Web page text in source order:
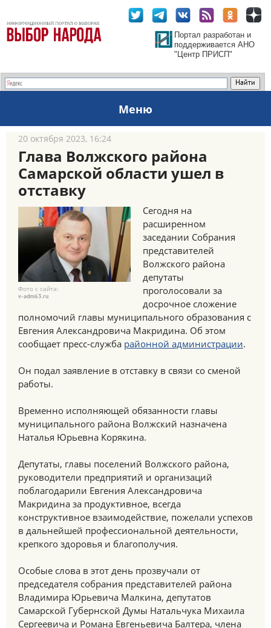
Портал разработан и
поддерживается АНО
"Центр ПРИСП"
Меню
20 октября 2023, 16:24
Глава Волжского района
Самарской области ушел в
отставку
Фото с сайта:
v-adm63.ru
Сегодня на
расширенном
заседании Собрания
представителей
Волжского района
депутаты
проголосовали за
досрочное сложение
полномочий главы муниципального образования с
Евгения Александровича Макридина. Об этом
сообщает пресс-служба районной администрации.
Он подал заявление в отставку в связи со сменой
работы.
Временно исполняющей обязанности главы
муниципального района Волжский назначена
Наталья Юрьевна Корякина.
Депутаты, главы поселений Волжского района,
руководители предприятий и организаций
поблагодарили Евгения Александровича
Макридина за продуктивное, всегда
конструктивное взаимодействие, пожелали успехов
в дальнейшей профессиональной деятельности,
крепкого здоровья и благополучия.
Особые слова в этот день прозвучали от
председателя собрания представителей района
Владимира Юрьевича Малкина, депутатов
Самарской Губернской Думы Натальчука Михаила
Сергеевича и Романа Евгеньевича Балтера, члена